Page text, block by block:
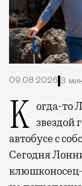
09.08.2026 3
Когда-то Лонни Хокинс (Уилл Феррелл) был звездой
автобусе с
Сегодня